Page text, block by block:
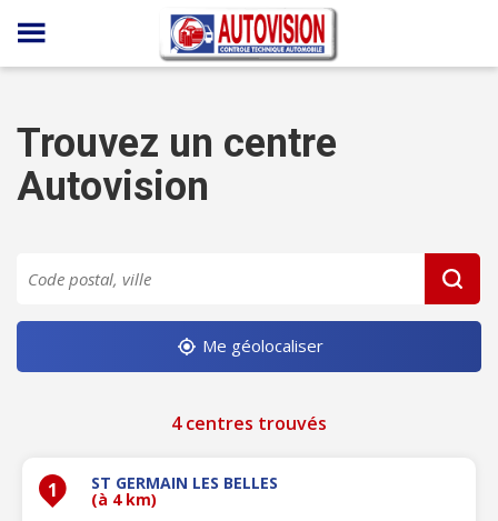
Panneau de gestion des cookies
Trouvez un centre
Autovision
Me géolocaliser
4 centres trouvés
1 ST GERMAIN LES BELLES
(à 4 km)